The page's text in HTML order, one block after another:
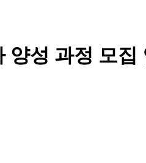
양성 과정 모집